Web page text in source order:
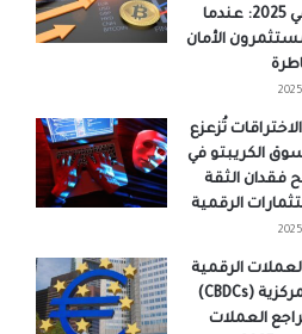
الكريبتو في 2025: عندما
الأمان
تُزعزع
الكريبتو في
فقدان الثقة
الرقمية
الرقمية
للبنوك المركزية (CBDCs)
العملات